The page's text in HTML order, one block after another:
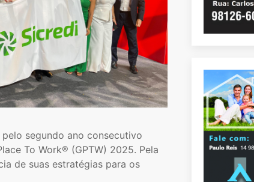
segundo ano consecutivo
To Work® (GPTW) 2025. Pela
de suas estratégias para os